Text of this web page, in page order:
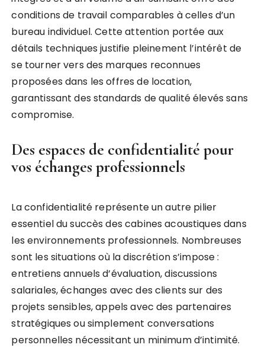
conditions de travail comparables à celles d’un
bureau individuel. Cette attention portée aux
détails techniques justifie pleinement l’intérêt de
se tourner vers des marques reconnues
proposées dans les offres de location,
garantissant des standards de qualité élevés sans
compromise.
Des espaces de confidentialité pour
vos échanges professionnels
La confidentialité représente un autre pilier
essentiel du succès des cabines acoustiques dans
les environnements professionnels. Nombreuses
sont les situations où la discrétion s’impose :
entretiens annuels d’évaluation, discussions
salariales, échanges avec des clients sur des
projets sensibles, appels avec des partenaires
stratégiques ou simplement conversations
personnelles nécessitant un minimum d’intimité.